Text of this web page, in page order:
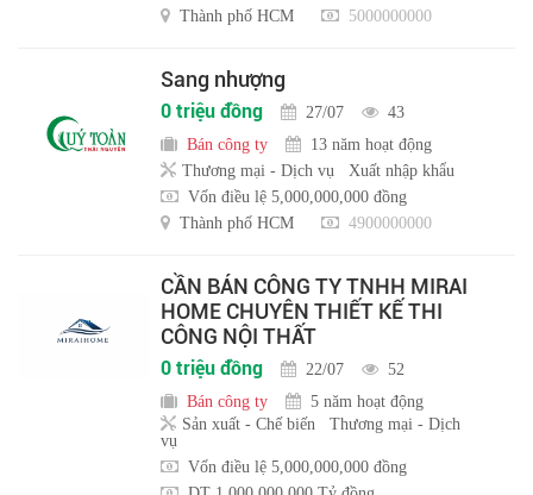
Thành phố HCM
5000000000
Sang nhượng
0 triệu đồng 27/07
43
Bán công ty
13 năm hoạt động
Thương mại - Dịch vụ
Xuất nhập khẩu
Vốn điều lệ 5,000,000,000 đồng
Thành phố HCM
4900000000
CẦN BÁN CÔNG TY TNHH MIRAI
HOME CHUYÊN THIẾT KẾ THI
CÔNG NỘI THẤT
0 triệu đồng 22/07
52
Bán công ty
5 năm hoạt động
Sản xuất - Chế biến
Thương mại - Dịch
vụ
Vốn điều lệ 5,000,000,000 đồng